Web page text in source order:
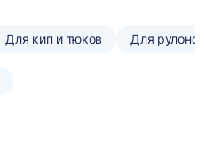
Для кип и тюков Для рулонов